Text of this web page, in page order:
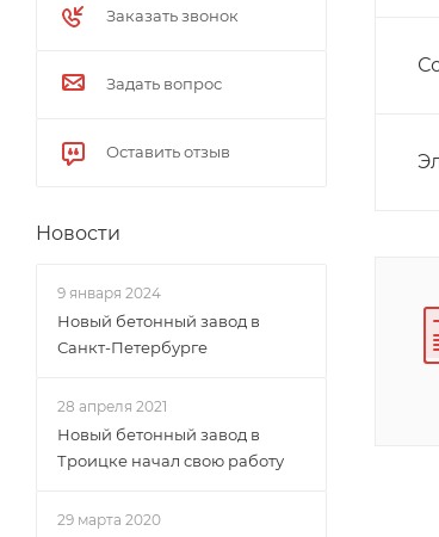
Заказать звонок
Задать вопрос
Оставить отзыв
Новости
9 января 2024
Новый бетонный завод в
Санкт-Петербурге
28 апреля 2021
Новый бетонный завод в
Троицке начал свою работу
29 марта 2020